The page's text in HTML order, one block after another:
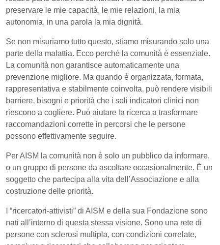
preservare le mie capacità, le mie relazioni, la mia
autonomia, in una parola la mia dignità.
Se non misuriamo tutto questo, stiamo misurando solo una
parte della malattia. Ecco perché la comunità è essenziale.
La comunità non garantisce automaticamente una
prevenzione migliore. Ma quando è organizzata, formata,
rappresentativa e stabilmente coinvolta, può rendere visibili
barriere, bisogni e priorità che i soli indicatori clinici non
riescono a cogliere. Può aiutare la ricerca a trasformare
raccomandazioni corrette in percorsi che le persone
possono effettivamente seguire.
Per AISM la comunità non è solo un pubblico da informare,
o un gruppo di persone da ascoltare occasionalmente. È un
soggetto che partecipa alla vita dell’Associazione e alla
costruzione delle priorità.
I “ricercatori-attivisti” di AISM e della sua Fondazione sono
nati all’interno di questa stessa visione. Sono una rete di
persone con sclerosi multipla, con condizioni correlate,